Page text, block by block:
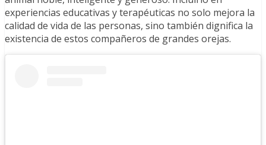
experiencias educativas y terapéuticas no solo mejora la
calidad de vida de las personas, sino también dignifica la
existencia de estos compañeros de grandes orejas.